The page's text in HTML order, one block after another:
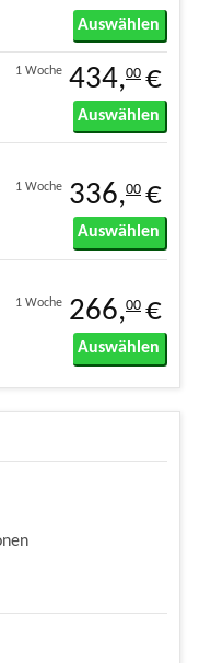
Auswählen
1 Woche 434,00 €
Auswählen
1 Woche 336,00 €
Auswählen
1 Woche 266,00 €
Auswählen